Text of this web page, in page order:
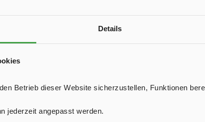
Details
Betrieb dieser Website sicherzustellen, Funktionen
jederzeit angepasst werden.